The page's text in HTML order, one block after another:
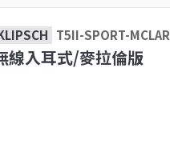
T5II-SPORT-MCLAR
線入耳式/麥拉倫版